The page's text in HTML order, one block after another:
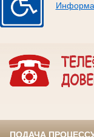
ПОДАЧА